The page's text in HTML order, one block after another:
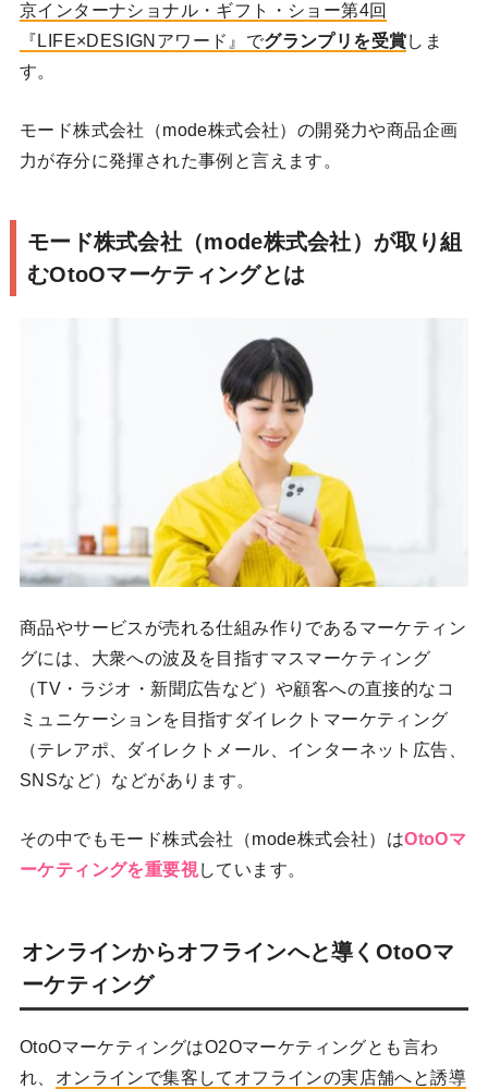
京インターナショナル・ギフト・ショー第4回
『LIFE×DESIGNアワード』でグランプリを受賞しま
す。
モード株式会社（mode株式会社）の開発力や商品企画
力が存分に発揮された事例と言えます。
モード株式会社（mode株式会社）が取り組
むOtoOマーケティングとは
商品やサービスが売れる仕組み作りであるマーケティン
グには、大衆への波及を目指すマスマーケティング
（TV・ラジオ・新聞広告など）や顧客への直接的なコ
ミュニケーションを目指すダイレクトマーケティング
（テレアポ、ダイレクトメール、インターネット広告、
SNSなど）などがあります。
その中でもモード株式会社（mode株式会社）はOtoOマ
ーケティングを重要視しています。
オンラインからオフラインへと導くOtoOマ
ーケティング
OtoOマーケティングはO2Oマーケティングとも言わ
れ、 オンラインで集客してオフラインの実店舗へと誘導